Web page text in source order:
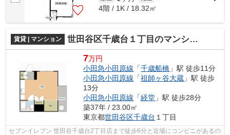
4階 / 1K / 18.32㎡
賃貸 | マンション 世田谷区千歳台１丁目のマンション
7万円
小田急小田原線 「千歳船橋 」駅 徒歩11分
小田急小田原線 「祖師ヶ谷大蔵 」駅 徒歩
13分
小田急小田原線 「経堂 」駅 徒歩28分
築37年 / 23.00㎡
東京都世田谷区千歳台 １丁目
セブンイレブン 世田谷千歳台2丁目店まで徒歩6分と近場にコンビニがあるの